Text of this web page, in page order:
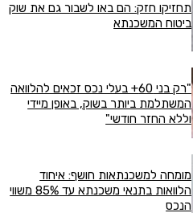
תחזיקו חזק: הם באו לשבור גם את שוק
ביטוח המשכנתא
"רק בני 60+ בעלי נכס זכאים להלוואה
המשתלמת ביותר בשוק, באופן מיידי
וללא החזר חודשי"
מומחה למשכנתאות חושף: איחוד
הלוואות בתנאי משכנתא עד 85% משווי
הנכס